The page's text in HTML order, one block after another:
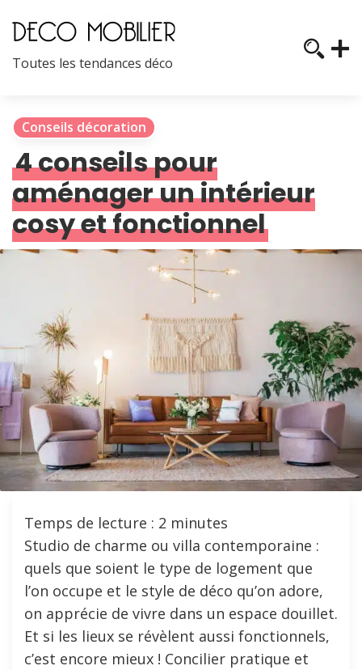
Toutes les tendances déco
Conseils décoration
4 conseils pour
aménager un intérieur
cosy et fonctionnel
Temps de lecture : 2 minutes
Studio de charme ou villa contemporaine :
quels que soient le type de logement que
l’on occupe et le style de déco qu’on adore,
on apprécie de vivre dans un espace douillet.
Et si les lieux se révèlent aussi fonctionnels,
c’est encore mieux ! Concilier pratique et